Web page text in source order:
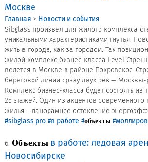
Москве
Главная > Новости и события
Sibglass произвел для жилого комплекса
уникальными характеристиками гнутья.
жить в городе, как за городом. Так
жилой комплекс бизнес-класса Level
ведется в Москве в районе Покровское-
береговой линии сразу двух рек — Москвы-
Комплекс бизнес-класса будет состоять из
25 этажей. Один из акцентов современного
жилья - панорамное остекление
#sibglass pro #в работе #объекты
6. Объекты в работе: ледовая
Новосибирске